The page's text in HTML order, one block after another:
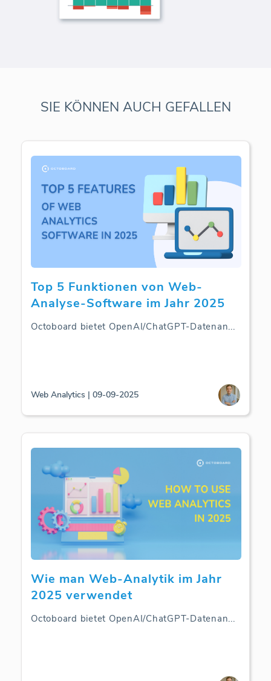
SIE KÖNNEN AUCH GEFALLEN
Top 5 Funktionen von Web-
Analyse-Software im Jahr 2025
Octoboard bietet OpenAI/ChatGPT-Datenan...
Web Analytics | 09-09-2025
Wie man Web-Analytik im Jahr
2025 verwendet
Octoboard bietet OpenAI/ChatGPT-Datenan...